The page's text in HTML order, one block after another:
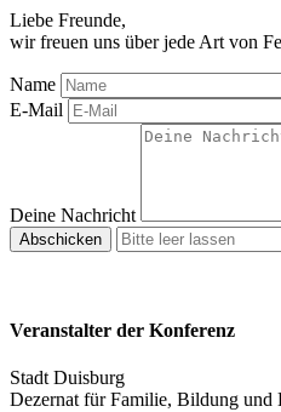
Liebe Freunde,
wir freuen uns über jede Art von
Name
E-Mail
Deine Nachricht
Abschicken
Veranstalter der Konferenz
Stadt Duisburg
Dezernat für Familie, Bildung und